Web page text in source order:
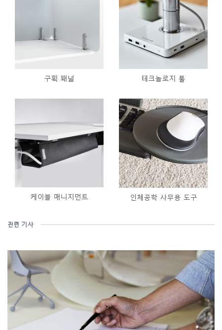
구획 패널 테크놀로지 툴
케이블 매니지먼트 인체공학 사무용 도구
관련 기사